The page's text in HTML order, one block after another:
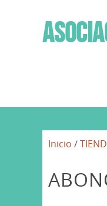
Inicio /